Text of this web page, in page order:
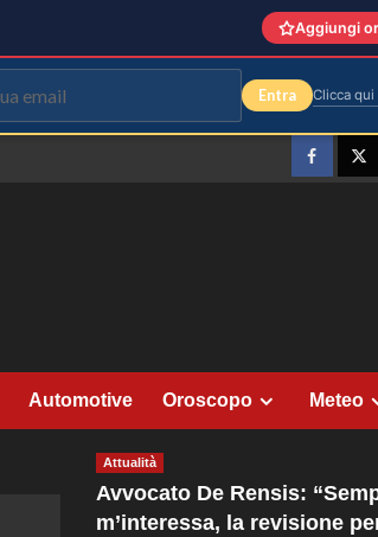
Facebook
Automotive Oroscopo Meteo
Attualità
Avvocato De Rensis:
m’interessa, la revisione
Aggiungi
Entra Clicca